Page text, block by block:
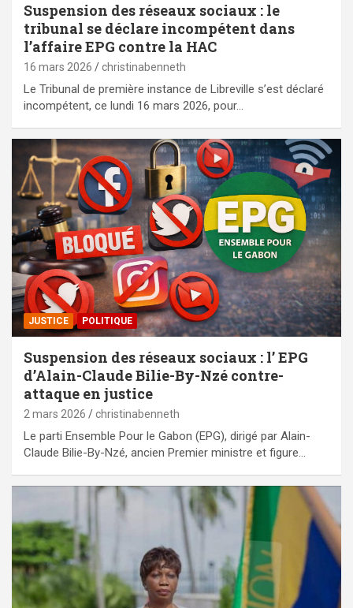
Suspension des réseaux sociaux : le
tribunal se déclare incompétent dans
l’affaire EPG contre la HAC
16 mars 2026 christinabenneth
Le Tribunal de première instance de Libreville s’est déclaré
incompétent, ce lundi 16 mars 2026, pour…
JUSTICE POLITIQUE
Suspension des réseaux sociaux : l’ EPG
d’Alain-Claude Bilie-By-Nzé contre-
attaque en justice
2 mars 2026 christinabenneth
Le parti Ensemble Pour le Gabon (EPG), dirigé par Alain-
Claude Bilie-By-Nzé, ancien Premier ministre et figure…